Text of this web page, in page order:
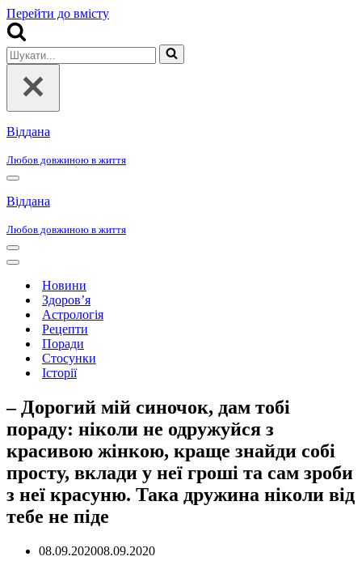
Перейти до вмісту
Шукати...
Віддана
Любов довжиною в життя
Меню
навігації
Віддана
Любов довжиною в життя
Меню
навігації
Меню
навігаціїНовини
Здоров’я
Астрологія
Рецепти
Поради
Стосунки
Історії
– Дорогий мій синочок, дам тобі
пораду: ніколи не одружуйся з
красивою жінкою, краще знайди собі
просту, вклади у неї гроші та сам зроби
з неї красуню. Така дружина ніколи від
тебе не піде
08.09.202008.09.2020